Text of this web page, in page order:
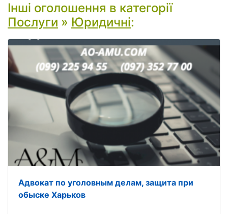
Інші оголошення в категорії
Послуги » Юридичні:
Адвокат по уголовным делам, защита при
обыске Харьков